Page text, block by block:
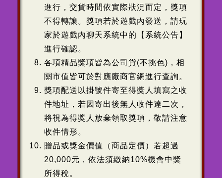
進行，交貨時間依實際狀況而定，獎項
不得轉讓。獎項若於遊戲內發送，請玩
家於遊戲內聊天系統中的【系統公告】
進行確認。
各項精品獎項皆為公司貨(不挑色)，相
關市值皆可於對應廠商官網進行查詢。
獎項配送以掛號件寄至得獎人填寫之收
件地址，若因寄出後無人收件達二次，
將視為得獎人放棄領取獎項，敬請注意
收件情形。
贈品或獎金價值（商品定價）若超過
20,000元，依法須繳納10%機會中獎
所得稅。